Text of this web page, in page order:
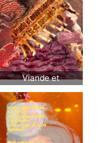
Viande et
environnement, est-
ce possible?